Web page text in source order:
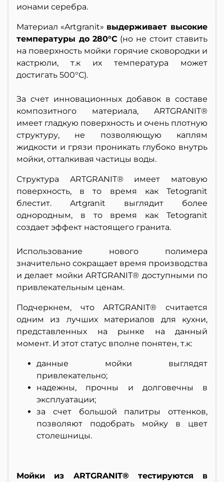
ионами серебра.
Материал «Artgranit» выдерживает высокие
температуры до 280°С (но не стоит ставить
на поверхность мойки горячие сковородки и
кастрюли, т.к их температура может
достигать 500°С).
За счет инновационных добавок в составе
композитного материала, ARTGRANIT®
имеет гладкую поверхность и очень плотную
структуру, не позволяющую каплям
жидкости и грязи проникать глубоко внутрь
мойки, отталкивая частицы воды.
Структура ARTGRANIT® имеет матовую
поверхность, в то время как Tetogranit
блестит. Artgranit выглядит более
однородным, в то время как Tetogranit
создает эффект настоящего гранита.
Использование нового полимера
значительно сокращает время производства
и делает мойки ARTGRANIT® доступными по
привлекательным ценам.
Подчеркнем, что ARTGRANIT® считается
одним из лучших материалов для кухни,
представленных на рынке на данный
момент. И этот статус вполне понятен, т.к:
данные мойки выглядят
привлекательно;
надежны, прочны и долговечны в
эксплуатации;
за счет большой палитры оттенков,
позволяют подобрать мойку в цвет
столешницы.
Мойки из ARTGRANIT® тестируются в